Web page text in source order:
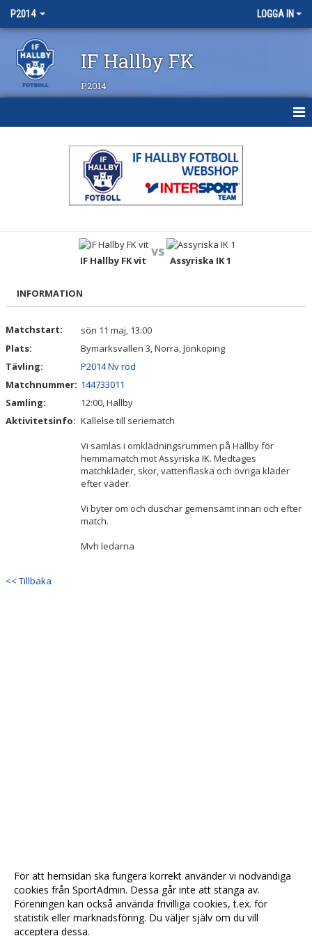
P2014 LOGGA IN
IF Hallby FK
P2014
BILDGALLERI
KONTAKT
IF Hallby FK vit
vs
Assyriska IK 1
INFORMATION
Matchstart:
sön 11 maj, 13:00
Plats:
Bymarksvallen 3, Norra, Jönköping
Tävling:
P2014 Nv röd
Matchnummer: 144733011
Samling:
12:00, Hallby
Aktivitetsinfo: Kallelse till seriematch
Vi samlas i omklädningsrummen på Hallby för
hemmamatch mot Assyriska IK. Medtages
matchkläder, skor, vattenflaska och övriga kläder
efter väder.
Vi byter om och duschar gemensamt innan och efter
match.
Mvh ledarna
<< Tillbaka
För att hemsidan ska fungera korrekt använder vi nödvändiga
cookies från SportAdmin. Dessa går inte att stänga av.
Föreningen kan också använda frivilliga cookies, t.ex. för
statistik eller marknadsföring. Du väljer själv om du vill
acceptera dessa.